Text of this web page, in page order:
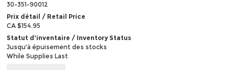
30-351-90012
Prix détail / Retail Price
CA $154.95
Statut d'inventaire / Inventory Status
Jusqu'à épuisement des stocks
While Supplies Last